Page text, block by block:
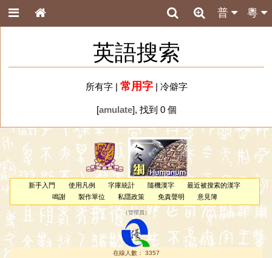
粵
普
英語搜索
所有字| 常用字| 冷僻字
[amulate], 找到 0 個
新手入門 使用凡例 字庫統計 隨機漢字
最近被搜索的漢字
鳴謝
製作單位 私隱政策 免責聲明 意見簿
（管理員 ）
在線人數： 3357